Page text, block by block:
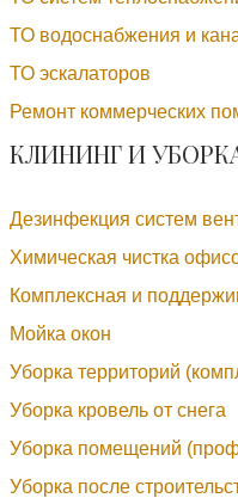
ТО водоснабжения и
ТО эскалаторов
Ремонт коммерческих
КЛИНИНГ И
Дезинфекция систем
Химическая чистка
Комплексная и
Мойка окон
Уборка территорий
Уборка кровель от снега
Уборка помещений
Уборка после